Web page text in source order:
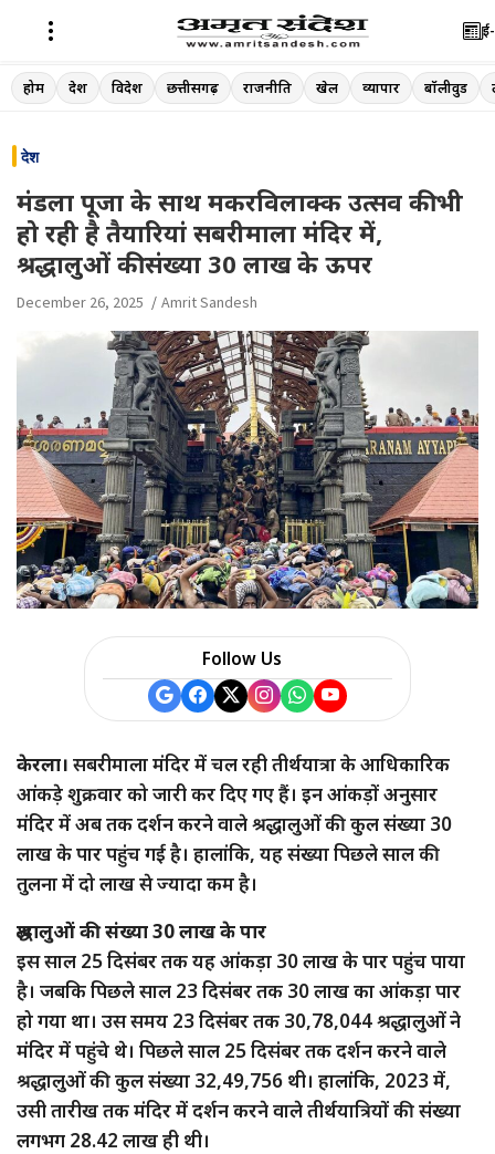
Skip
to
होम देश विदेश छत्तीसगढ़ राजनीति खेल व्यापार बॉलीवुड
देश
मंडला पूजा के साथ मकरविलाक्क उत्सव की भी
हो रही है तैयारियां सबरीमाला मंदिर में,
श्रद्धालुओं की संख्या 30 लाख के ऊपर
December 26, 2025 Amrit Sandesh
Follow Us
केरला। सबरीमाला मंदिर में चल रही तीर्थयात्रा के आधिकारिक
आंकड़े शुक्रवार को जारी कर दिए गए हैं। इन आंकड़ों अनुसार
मंदिर में अब तक दर्शन करने वाले श्रद्धालुओं की कुल संख्या 30
लाख के पार पहुंच गई है। हालांकि, यह संख्या पिछले साल की
तुलना में दो लाख से ज्यादा कम है।
श्रद्धालुओं की संख्या 30 लाख के पार
इस साल 25 दिसंबर तक यह आंकड़ा 30 लाख के पार पहुंच पाया
है। जबकि पिछले साल 23 दिसंबर तक 30 लाख का आंकड़ा पार
हो गया था। उस समय 23 दिसंबर तक 30,78,044 श्रद्धालुओं ने
मंदिर में पहुंचे थे। पिछले साल 25 दिसंबर तक दर्शन करने वाले
श्रद्धालुओं की कुल संख्या 32,49,756 थी। हालांकि, 2023 में,
उसी तारीख तक मंदिर में दर्शन करने वाले तीर्थयात्रियों की संख्या
लगभग 28.42 लाख ही थी।